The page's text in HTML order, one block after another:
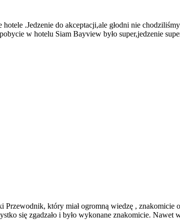
.Jedzenie do akceptacji,ale głodni nie
w hotelu Siam Bayview było super,jedzenie
który miał ogromną wiedzę , znakomicie
się zgadzało i było wykonane znakomicie. Nawet